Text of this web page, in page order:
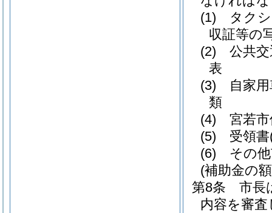
(1)
タク
収証等の
(2)
公共
表
(3)
自家
類
(4)
宮若
(5)
受領書
(6)
その
(補助金の
第8条
市長
内容を審